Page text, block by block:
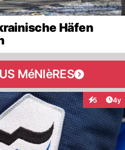
Häfen
MéNIèRES
5 4y